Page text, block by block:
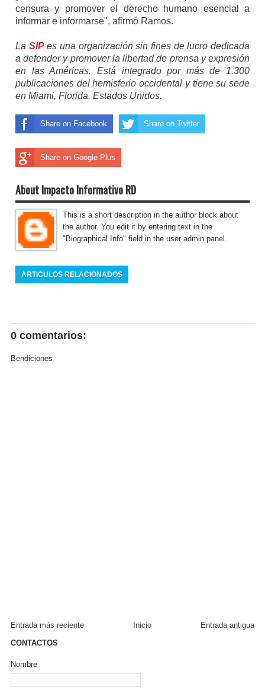
censura y promover el derecho humano esencial a
informar e informarse", afirmó Ramos.
La SIP es una organización sin fines de lucro dedicada
a defender y promover la libertad de prensa y expresión
en las Américas. Está integrado por más de 1.300
publicaciones del hemisferio occidental y tiene su sede
en Miami, Florida, Estados Unidos.
Share on Facebook Share on Twitter
Share on Google Plus
About Impacto Informativo RD
This is a short description in the author block about
the author. You edit it by entering text in the
"Biographical Info" field in the user admin panel.
ARTICULOS RELACIONADOS
0 comentarios:
Bendiciones
Entrada más reciente Entrada antigua
Inicio
CONTACTOS
Nombre